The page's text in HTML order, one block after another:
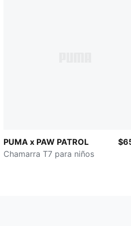
PUMA x PAW PATROL
Chamarra T7 para niños